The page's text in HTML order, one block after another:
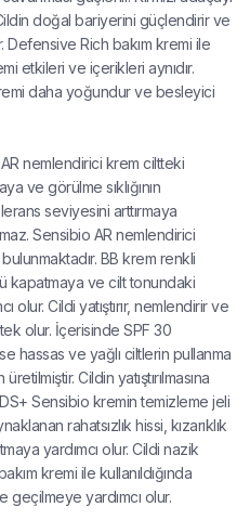
doğal bariyerini güçlendirir ve
Defensive Rich bakım kremi ile
etkileri ve içerikleri aynıdır.
daha yoğundur ve besleyici
nemlendirici krem ciltteki
ve görülme sıklığının
seviyesini arttırmaya
Sensibio AR nemlendirici
BB krem renkli
kapatmaya ve cilt tonundaki
olur. Cildi yatıştırır, nemlendirir ve
olur. İçerisinde SPF 30
hassas ve yağlı ciltlerin pullanma
Cildin yatıştırılmasına
Sensibio kremin temizleme jeli
rahatsızlık hissi, kızarıklık
yardımcı olur. Cildi nazik
kremi ile kullanıldığında
yardımcı olur.